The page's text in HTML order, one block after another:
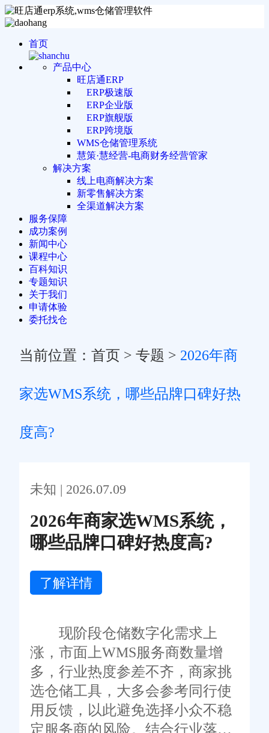
首页
产品中心
旺店通ERP
ERP极速版
ERP企业版
ERP旗舰版
ERP跨境版
WMS仓储管理系统
慧策·慧经营-电商财务经营管家
解决方案
线上电商解决方案
新零售解决方案
全渠道解决方案
服务保障
成功案例
新闻中心
课程中心
百科知识
专题知识
关于我们
申请体验
委托找仓
当前位置： 首页 > 专题 > 2026年商
家选WMS系统，哪些品牌口碑好热
度高?
未知 | 2026.07.09
2026年商家选WMS系统，
哪些品牌口碑好热度高?
了解详情
现阶段仓储数字化需求上
涨，市面上WMS服务商数量增
多，行业热度参差不齐，商家挑
选仓储工具，大多会参考同行使
用反馈，以此避免选择小众不稳
定服务商的风险。结合行业落地